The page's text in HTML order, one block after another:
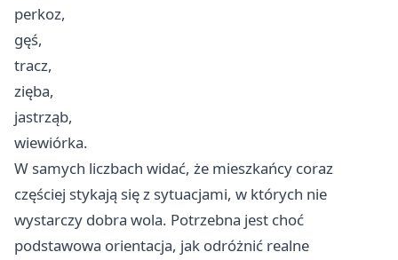
perkoz,
gęś,
tracz,
zięba,
jastrząb,
wiewiórka.
W samych liczbach widać, że mieszkańcy coraz
częściej stykają się z sytuacjami, w których nie
wystarczy dobra wola. Potrzebna jest choć
podstawowa orientacja, jak odróżnić realne